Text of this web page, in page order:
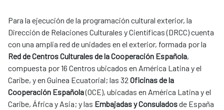
Para la ejecución de la programación cultural exterior, la
Dirección de Relaciones Culturales y Científicas (DRCC) cuenta
con una amplia red de unidades en el exterior, formada por la
Red de Centros Culturales de la Cooperación Española,
compuesta por 16 Centros ubicados en América Latina y el
Caribe, y en Guinea Ecuatorial; las 32 Oficinas de la
Cooperación Española(OCE), ubicadas en América Latina y el
Caribe, África y Asia; y las Embajadas y Consuladosde España